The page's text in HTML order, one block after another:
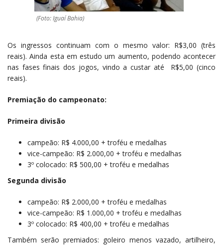
(Foto: Iguaí Bahia)
Os ingressos continuam com o mesmo valor: R$3,00 (três
reais). Ainda esta em estudo um aumento, podendo acontecer
nas fases finais dos jogos, vindo a custar até R$5,00 (cinco
reais).
Premiação do campeonato:
Primeira divisão
campeão: R$ 4.000,00 + troféu e medalhas
vice-campeão: R$ 2.000,00 + troféu e medalhas
3º colocado: R$ 500,00 + troféu e medalhas
Segunda divisão
campeão: R$ 2.000,00 + troféu e medalhas
vice-campeão: R$ 1.000,00 + troféu e medalhas
3º colocado: R$ 400,00 + troféu e medalhas
Também serão premiados: goleiro menos vazado, artilheiro,